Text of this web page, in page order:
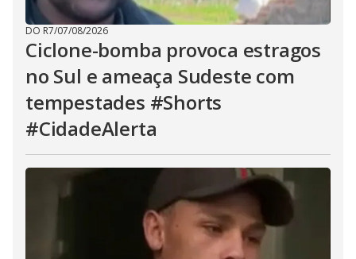
DO R7/07/08/2026
Ciclone-bomba provoca estragos
no Sul e ameaça Sudeste com
tempestades #Shorts
#CidadeAlerta